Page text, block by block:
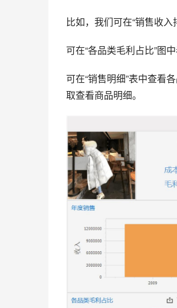
比如，我们可在“销售收
可在“各品类毛利占比”图
可在“销售明细”表中查看
取查看商品明细。